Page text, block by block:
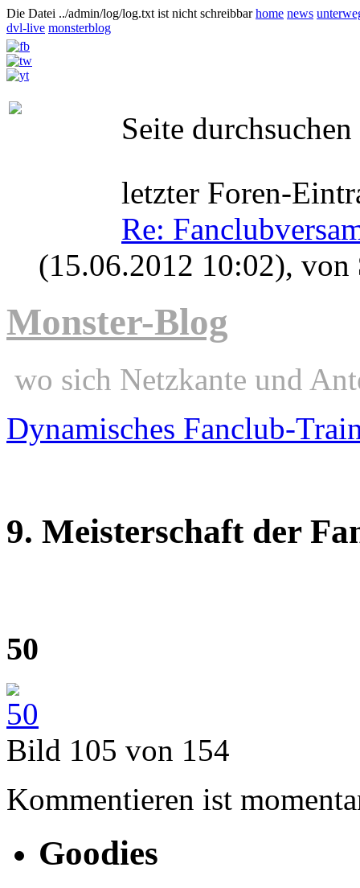
Die Datei ../admin/log/log.txt ist nicht schreibbarhome news
dvl-live monsterblog
Seite durchsuchen
letzter Foren-
Re:
(15.06.2012 10:02), von
Monster-Blog
wo sich Netzkante und
Dynamisches Fanclub-
9. Meisterschaft der
50
Bild 105 von 154
Kommentieren ist
Goodies